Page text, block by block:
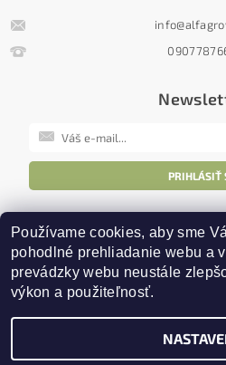
info@
2026 ©AlfaGrow, všetky práva vyhradené
Vytvoril
Používame cookies, aby sme
pohodlné prehliadanie webu a
prevádzky webu neustále
výkon a použiteľnosť.